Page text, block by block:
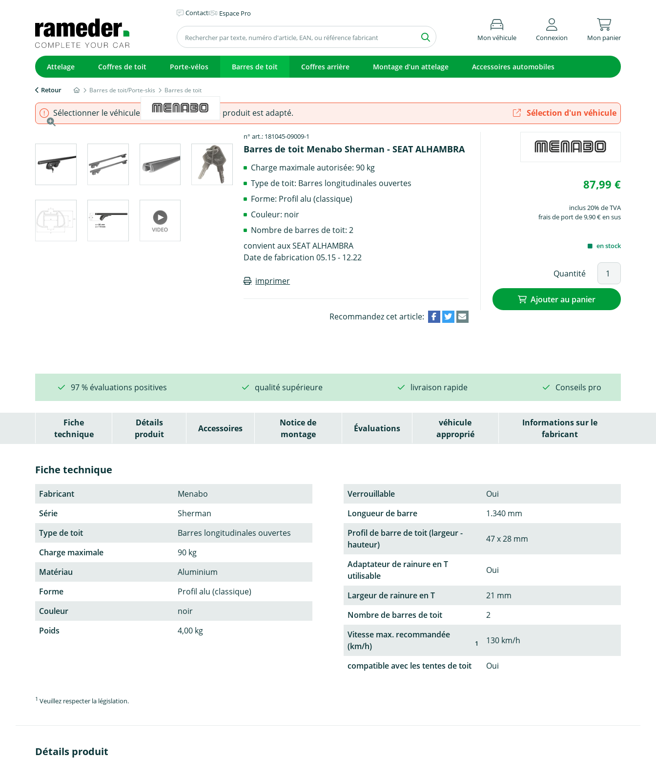
Contact Espace Pro
Mon véhicule Connexion Mon panier
Attelage Coffres de toit Porte-vélos Barres de toit Coffres arrière Montage d’un attelage Accessoires automobiles
Retour Barres de toit/Porte-skis Barres de toit
Sélectionner le véhicule pour s'assurer que le produit est adapté. Sélection d'un véhicule
n° art.: 181045-09009-1
Barres de toit Menabo Sherman - SEAT ALHAMBRA
Charge maximale autorisée: 90 kg
Type de toit: Barres longitudinales ouvertes
Forme: Profil alu (classique)
Couleur: noir
Nombre de barres de toit: 2
convient aux SEAT ALHAMBRA
Date de fabrication 05.15 - 12.22
imprimer
Recommandez cet article:
87,99 €
inclus 20% de TVA
frais de port de 9,90 € en sus
en stock
Quantité
Ajouter au panier
97 % évaluations positives qualité supérieure livraison rapide Conseils pro
Fiche
technique
Détails
produit
Accessoires
Notice de
montage
Évaluations
véhicule
approprié
Informations sur le
fabricant
Fiche technique
Fabricant
Menabo
Série
Sherman
Type de toit
Barres longitudinales ouvertes
Charge maximale
90 kg
Matériau
Aluminium
Forme
Profil alu (classique)
Couleur
noir
Poids
4,00 kg
Verrouillable
Oui
Longueur de barre
1.340 mm
Profil de barre de toit (largeur -
hauteur)
47 x 28 mm
Adaptateur de rainure en T
utilisable
Oui
Largeur de rainure en T
21 mm
Nombre de barres de toit
2
Vitesse max. recommandée
(km/h)
1 130 km/h
compatible avec les tentes de toit Oui
1 Veuillez respecter la législation.
Détails produit